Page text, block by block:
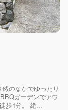
のなかでゆったり
ガーデンでアウ
歩1分。 絶...